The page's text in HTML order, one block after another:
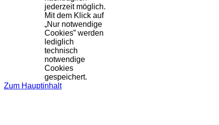
jederzeit möglich.
Mit dem Klick auf
„Nur notwendige
Cookies” werden
lediglich
technisch
notwendige
Cookies
gespeichert.
Zum Hauptinhalt